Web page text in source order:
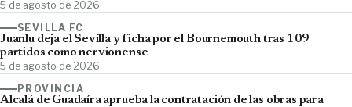
5 de agosto de 2026
SEVILLA FC
Juanlu deja el Sevilla y ficha por el Bournemouth tras 109
partidos como nervionense
5 de agosto de 2026
PROVINCIA
Alcalá de Guadaíra aprueba la contratación de las obras para